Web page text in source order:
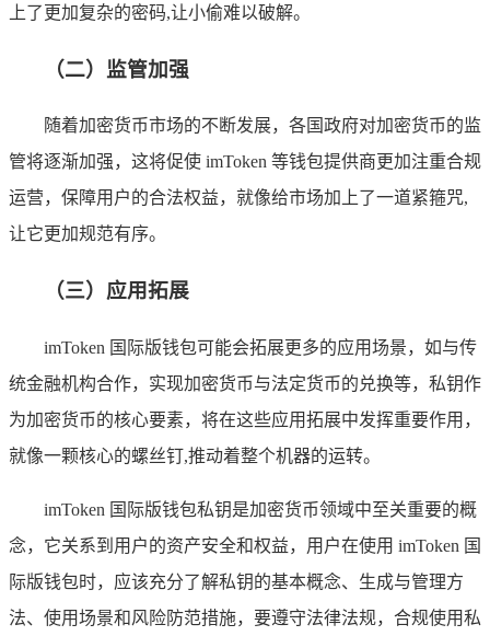
上了更加复杂的密码,让小偷难以破解。
（二）监管加强
随着加密货币市场的不断发展，各国政府对加密货币的监
管将逐渐加强，这将促使 imToken 等钱包提供商更加注重合规
运营，保障用户的合法权益，就像给市场加上了一道紧箍咒,
让它更加规范有序。
（三）应用拓展
imToken 国际版钱包可能会拓展更多的应用场景，如与传
统金融机构合作，实现加密货币与法定货币的兑换等，私钥作
为加密货币的核心要素，将在这些应用拓展中发挥重要作用，
就像一颗核心的螺丝钉,推动着整个机器的运转。
imToken 国际版钱包私钥是加密货币领域中至关重要的概
念，它关系到用户的资产安全和权益，用户在使用 imToken 国
际版钱包时，应该充分了解私钥的基本概念、生成与管理方
法、使用场景和风险防范措施，要遵守法律法规，合规使用私